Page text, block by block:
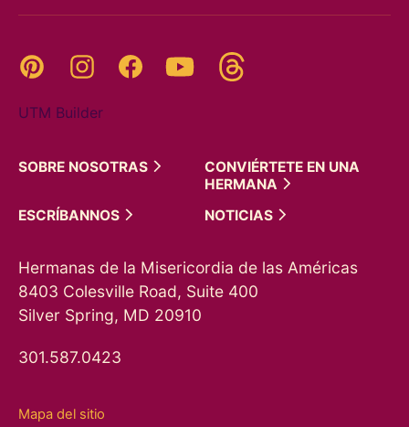
Pinterest InstagramFacebookYouTube
UTM Builder
SOBRE NOSOTRAS
CONVIÉRTETE EN UNA
HERMANA
ESCRÍBANNOS
NOTICIAS
Hermanas de la Misericordia de las Américas
8403 Colesville Road, Suite 400
Silver Spring, MD 20910
301.587.0423
Mapa del sitio